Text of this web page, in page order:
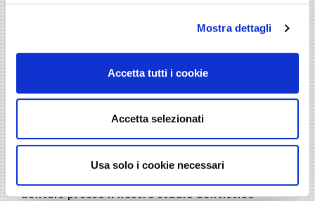
Mostra dettagli
Accetta tutti i cookie
Accetta selezionati
Usa solo i cookie necessari
Sorridi all'estate grazie allo sbiancamento
dentale presso il nostro studio dentistico